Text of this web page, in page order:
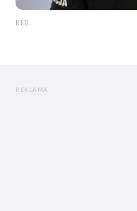
RED.
REKLAMA